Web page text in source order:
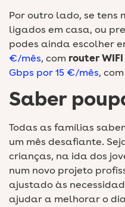
Por outro lado, se tens
ligados em casa, ou
podes ainda escolher
€/mês, com router WIFI
Gbps por 15 €/mês, com
Saber
Todas as famílias
um mês desafiante.
crianças, na ida dos
num novo projeto
ajustado às
ajudar a melhorar o